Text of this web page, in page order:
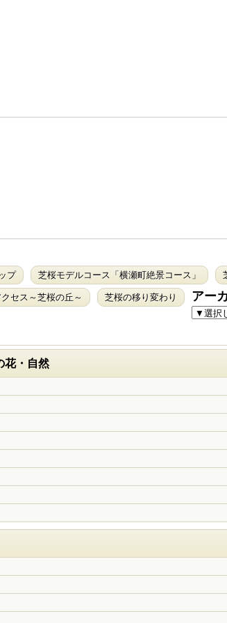
プ 芝桜モデルコース「横瀬町絶景コース」
クセス～芝桜の丘～ 芝桜の移り変わり アー
花・自然